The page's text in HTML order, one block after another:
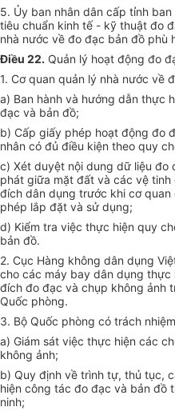
5. Ủy ban nhân dân cấp tỉnh
tiêu chuẩn kinh tế - kỹ thuật đo
nhà nước về đo đạc bản đồ phù
Điều 22. Quản lý hoạt động đo
1. Cơ quan quản lý nhà nước về
a) Ban hành và hướng dẫn thực
đạc và bản đồ;
b) Cấp giấy phép hoạt động đo
nhân có đủ điều kiện theo quy
c) Xét duyệt nội dung dữ liệu đo
phát giữa mặt đất và các vệ
đích dân dụng trước khi cơ
phép lắp đặt và sử dụng;
d) Kiểm tra việc thực hiện quy
bản đồ.
2. Cục Hàng không dân dụng
cho các máy bay dân dụng
đích đo đạc và chụp không ảnh
Quốc phòng.
3. Bộ Quốc phòng có trách
a) Giám sát việc thực hiện các
không ảnh;
b) Quy định về trình tự, thủ tục,
hiện công tác đo đạc và bản đồ
ninh;